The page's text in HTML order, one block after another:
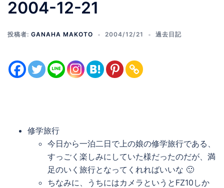
2004-12-21
投稿者: GANAHA MAKOTO 2004/12/21 過去日記
修学旅行
今日から一泊二日で上の娘の修学旅行である、
すっごく楽しみにしていた様だったのだが、満
足のいく旅行となってくれればいいな 🙂
ちなみに、うちにはカメラというとFZ10しか